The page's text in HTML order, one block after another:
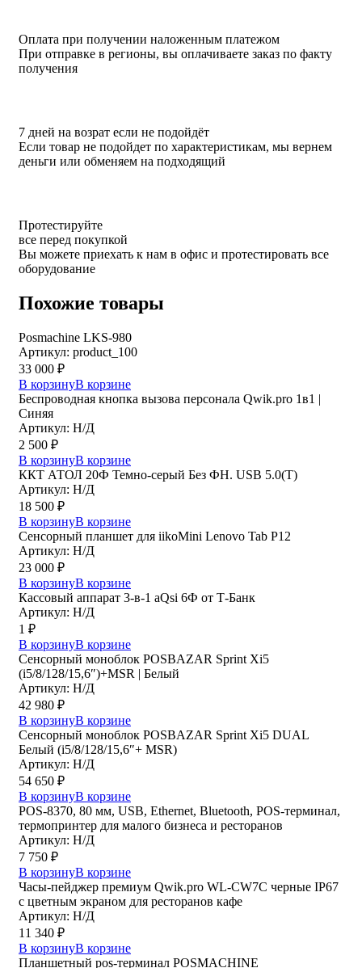
Оплата при получении наложенным платежом
При отправке в регионы, вы оплачиваете заказ по факту
получения
7 дней на возрат если не подойдёт
Если товар не подойдет по характеристикам, мы вернем
деньги или обменяем на подходящий
Протестируйте
все перед покупкой
Вы можете приехать к нам в офис и протестировать все
оборудование
Похожие товары
Posmaсhine LKS-980
Артикул: product_100
33 000 ₽
В корзинуВ корзине
Беспроводная кнопка вызова персонала Qwik.pro 1в1 |
Cиняя
Артикул: Н/Д
2 500 ₽
В корзинуВ корзине
ККТ АТОЛ 20Ф Темно-серый Без ФН. USB 5.0(Т)
Артикул: Н/Д
18 500 ₽
В корзинуВ корзине
Сенсорный планшет для iikoMini Lenovo Tab P12
Артикул: Н/Д
23 000 ₽
В корзинуВ корзине
Кассовый аппарат 3-в-1 aQsi 6Ф от Т-Банк
Артикул: Н/Д
1 ₽
В корзинуВ корзине
Сенсорный моноблок POSBAZAR Sprint Хi5
(i5/8/128/15,6″)+MSR | Белый
Артикул: Н/Д
42 980 ₽
В корзинуВ корзине
Сенсорный моноблок POSBAZAR Sprint Хi5 DUAL
Белый (i5/8/128/15,6″+ MSR)
Артикул: Н/Д
54 650 ₽
В корзинуВ корзине
POS-8370, 80 мм, USB, Ethernet, Bluetooth, POS-терминал,
термопринтер для малого бизнеса и ресторанов
Артикул: Н/Д
7 750 ₽
В корзинуВ корзине
Часы-пейджер премиум Qwik.pro WL-CW7C черные IP67
с цветным экраном для ресторанов кафе
Артикул: Н/Д
11 340 ₽
В корзинуВ корзине
Планшетный pos-терминал POSMACHINE